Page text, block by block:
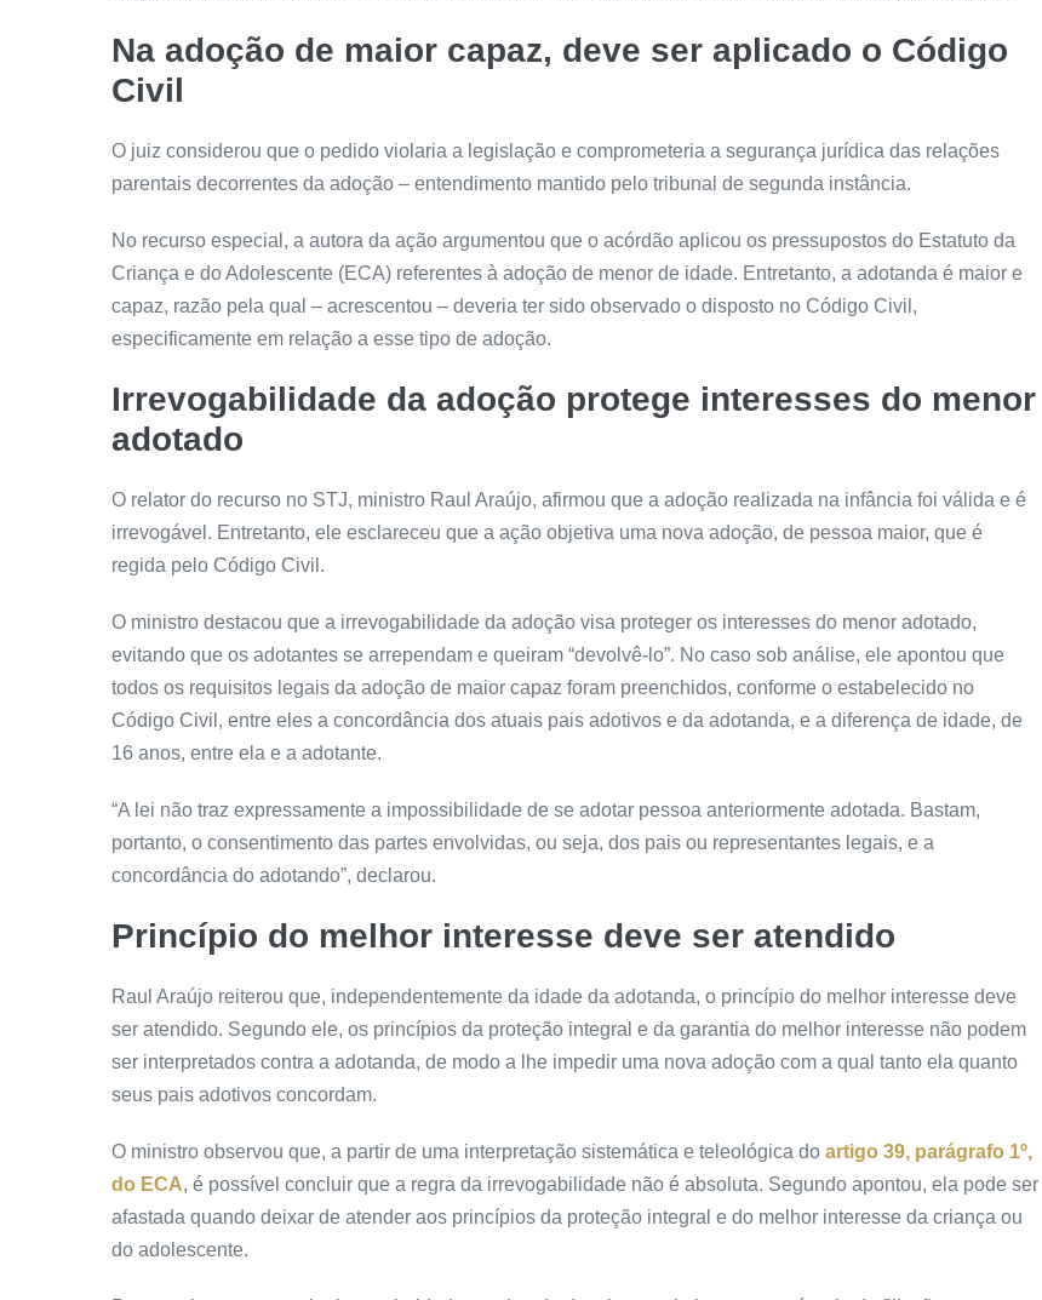
Na adoção de maior capaz, deve ser aplicado o Código
Civil
O juiz considerou que o pedido violaria a legislação e comprometeria a segurança jurídica das relações
parentais decorrentes da adoção – entendimento mantido pelo tribunal de segunda instância.
No recurso especial , a autora da ação argumentou que o acórdão aplicou os pressupostos do Estatuto da
Criança e do Adolescente (ECA) referentes à adoção de menor de idade. Entretanto, a adotanda é maior e
capaz, razão pela qual – acrescentou – deveria ter sido observado o disposto no Código Civil,
especificamente em relação a esse tipo de adoção.
Irrevogabilidade da adoção protege interesses do menor
adotado
O relator do recurso no STJ, ministro Raul Araújo, afirmou que a adoção realizada na infância foi válida e é
irrevogável. Entretanto, ele esclareceu que a ação objetiva uma nova adoção, de pessoa maior, que é
regida pelo Código Civil.
O ministro destacou que a irrevogabilidade da adoção visa proteger os interesses do menor adotado,
evitando que os adotantes se arrependam e queiram “devolvê-lo”. No caso sob análise, ele apontou que
todos os requisitos legais da adoção de maior capaz foram preenchidos, conforme o estabelecido no
Código Civil, entre eles a concordância dos atuais pais adotivos e da adotanda, e a diferença de idade, de
16 anos, entre ela e a adotante.
“A lei não traz expressamente a impossibilidade de se adotar pessoa anteriormente adotada. Bastam,
portanto, o consentimento das partes envolvidas, ou seja, dos pais ou representantes legais, e a
concordância do adotando”, declarou.
Princípio do melhor interesse deve ser atendido
Raul Araújo reiterou que, independentemente da idade da adotanda, o princípio do melhor interesse deve
ser atendido. Segundo ele, os princípios da proteção integral e da garantia do melhor interesse não podem
ser interpretados contra a adotanda, de modo a lhe impedir uma nova adoção com a qual tanto ela quanto
seus pais adotivos concordam.
O ministro observou que, a partir de uma interpretação sistemática e teleológica do artigo 39, parágrafo 1º,
do ECA, é possível concluir que a regra da irrevogabilidade não é absoluta. Segundo apontou, ela pode ser
afastada quando deixar de atender aos princípios da proteção integral e do melhor interesse da criança ou
do adolescente.